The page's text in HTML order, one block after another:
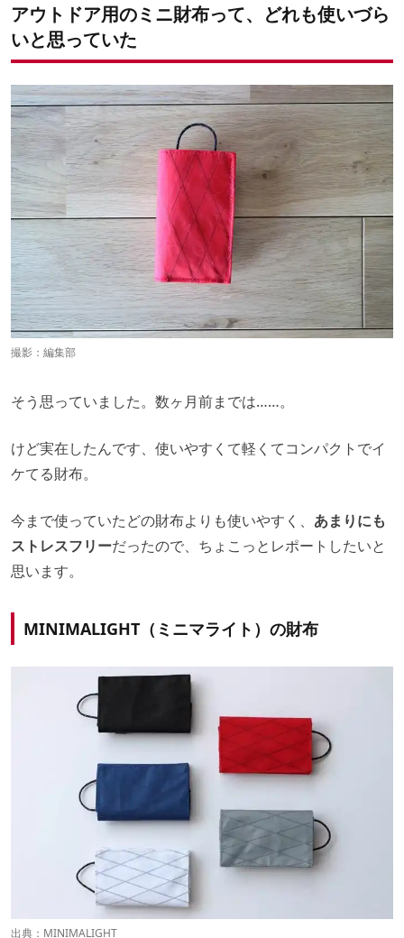
アウトドア用のミニ財布って、どれも使いづら
いと思っていた
撮影：編集部
そう思っていました。数ヶ月前までは……。
けど実在したんです、使いやすくて軽くてコンパクトでイ
ケてる財布。
今まで使っていたどの財布よりも使いやすく、 あまりにも
ストレスフリーだったので、ちょこっとレポートしたいと
思います。
MINIMALIGHT（ミニマライト）の財布
出典： MINIMALIGHT